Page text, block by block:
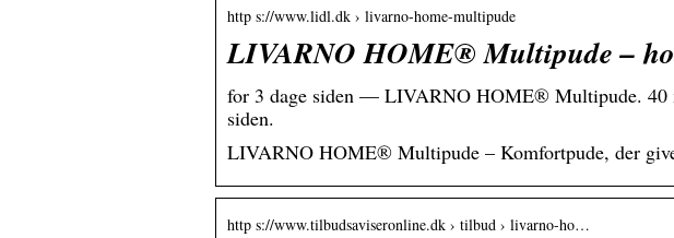
http s://www.lidl.dk › livarno-home-multipude
LIVARNO HOME® Multipude –
for 3 dage siden — LIVARNO HOME® Multipude. 40
siden.
LIVARNO HOME® Multipude – Komfortpude, der
http s://www.tilbudsaviseronline.dk › tilbud › livarno-ho…